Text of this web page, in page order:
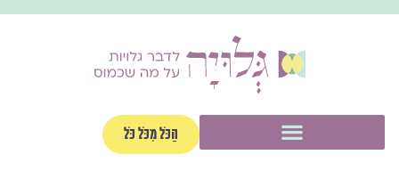
הַכֹּל מִכֹּל כֹּל